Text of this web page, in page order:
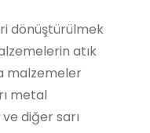
dönüştürülmek
atık
malzemeler
metal
diğer sarı